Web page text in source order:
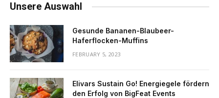
Unsere Auswahl
Gesunde Bananen-Blaubeer-
Haferflocken-Muffins
FEBRUARY 5, 2023
Elivars Sustain Go! Energiegele fördern
den Erfolg von BigFeat Events